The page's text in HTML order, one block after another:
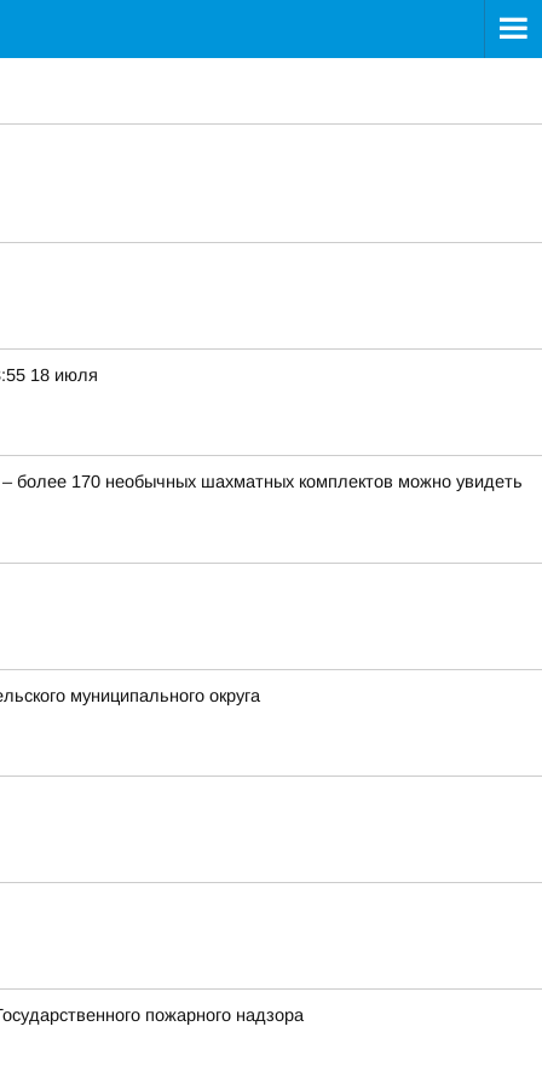
18 июля
более 170 необычных шахматных комплектов можно увидеть
муниципального округа
пожарного надзора